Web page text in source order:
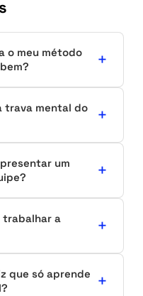
o meu método
trava mental do
um
trabalhar a
que só aprende